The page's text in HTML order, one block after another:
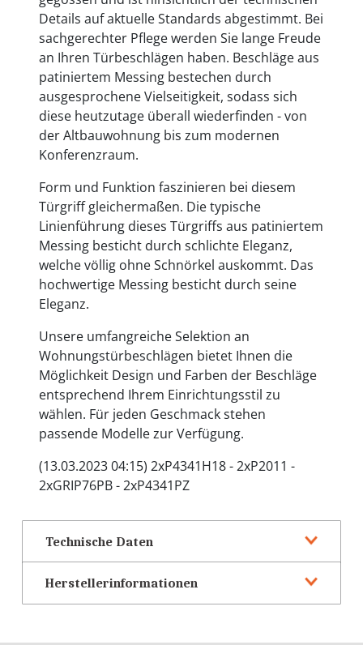
Details auf aktuelle Standards abgestimmt. Bei
sachgerechter Pflege werden Sie lange Freude
an Ihren Türbeschlägen haben. Beschläge aus
patiniertem Messing bestechen durch
ausgesprochene Vielseitigkeit, sodass sich
diese heutzutage überall wiederfinden - von
der Altbauwohnung bis zum modernen
Konferenzraum.
Form und Funktion faszinieren bei diesem
Türgriff gleichermaßen. Die typische
Linienführung dieses Türgriffs aus patiniertem
Messing besticht durch schlichte Eleganz,
welche völlig ohne Schnörkel auskommt. Das
hochwertige Messing besticht durch seine
Eleganz.
Unsere umfangreiche Selektion an
Wohnungstürbeschlägen bietet Ihnen die
Möglichkeit Design und Farben der Beschläge
entsprechend Ihrem Einrichtungsstil zu
wählen. Für jeden Geschmack stehen
passende Modelle zur Verfügung.
(13.03.2023 04:15) 2xP4341H18 - 2xP2011 -
2xGRIP76PB - 2xP4341PZ
Technische Daten
Herstellerinformationen